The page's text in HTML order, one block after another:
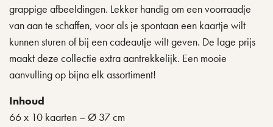
grappige afbeeldingen. Lekker handig om een voorraadje
van aan te schaffen, voor als je spontaan een kaartje wilt
kunnen sturen of bij een cadeautje wilt geven. De lage prijs
maakt deze collectie extra aantrekkelijk. Een mooie
aanvulling op bijna elk assortiment!
Inhoud
66 x 10 kaarten – Ø 37 cm